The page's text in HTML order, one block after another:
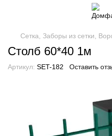
Сетка, Заборы из сетки,
Столб 60*40 1м
Артикул: SET-182 Оставить